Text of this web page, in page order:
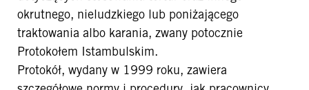
okrutnego, nieludzkiego lub poniżającego
traktowania albo karania, zwany potocznie
Protokołem Istambulskim.
Protokół, wydany w 1999 roku, zawiera